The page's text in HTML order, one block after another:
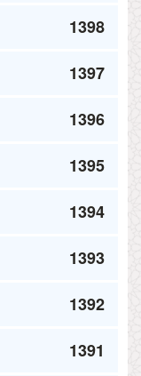
1398
1397
1396
1395
1394
1393
1392
1391